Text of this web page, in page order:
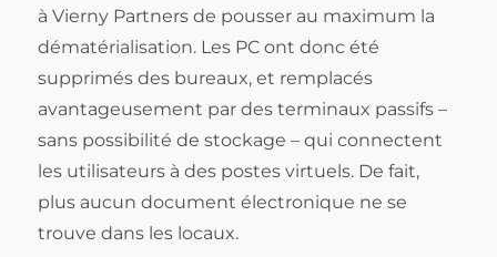
à Vierny Partners de pousser au maximum la
dématérialisation. Les PC ont donc été
supprimés des bureaux, et remplacés
avantageusement par des terminaux passifs –
sans possibilité de stockage – qui connectent
les utilisateurs à des postes virtuels. De fait,
plus aucun document électronique ne se
trouve dans les locaux.